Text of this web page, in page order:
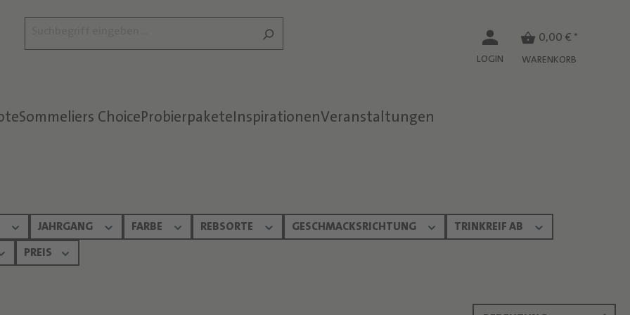
LOGIN
0,00 € *
WARENKORB
Sommeliers ChoiceProbierpaketeInspirationenVeranstaltungen
Text überspringen
JAHRGANG FARBE REBSORTE GESCHMACKSRICHTUNG TRINKREIF AB
PREIS